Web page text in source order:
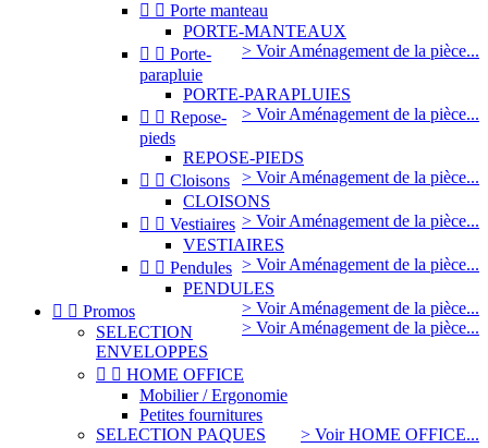
  Porte manteau
PORTE-MANTEAUX
> Voir Aménagement de la pièce...
  Porte-
parapluie
PORTE-PARAPLUIES
> Voir Aménagement de la pièce...
  Repose-
pieds
REPOSE-PIEDS
> Voir Aménagement de la pièce...
  Cloisons
CLOISONS
> Voir Aménagement de la pièce...
  Vestiaires
VESTIAIRES
> Voir Aménagement de la pièce...
  Pendules
PENDULES
> Voir Aménagement de la pièce...
> Voir Aménagement de la pièce...
  Promos
SELECTION
ENVELOPPES
  HOME OFFICE
Mobilier / Ergonomie
Petites fournitures
> Voir HOME OFFICE...
SELECTION PAQUES